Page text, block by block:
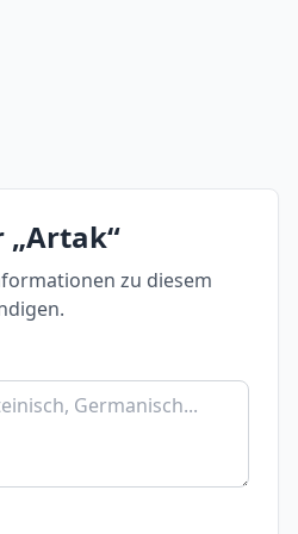
„Artak“
zu diesem